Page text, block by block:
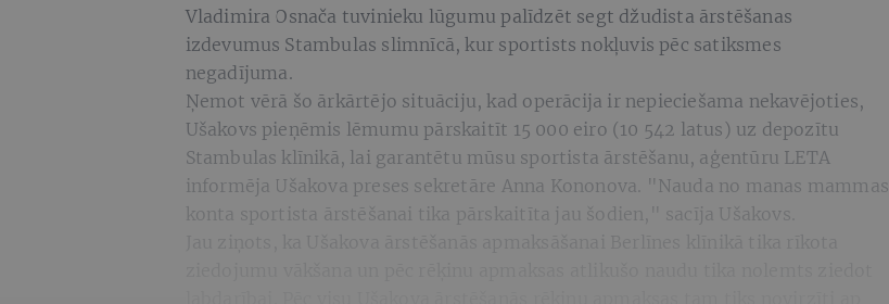
Vladimira Osnača tuvinieku lūgumu palīdzēt segt džudista ārstēšanas
izdevumus Stambulas slimnīcā, kur sportists nokļuvis pēc satiksmes
negadījuma.
Ņemot vērā šo ārkārtējo situāciju, kad operācija ir nepieciešama nekavējoties,
Ušakovs pieņēmis lēmumu pārskaitīt 15 000 eiro (10 542 latus) uz depozītu
Stambulas klīnikā, lai garantētu mūsu sportista ārstēšanu, aģentūru LETA
informēja Ušakova preses sekretāre Anna Kononova. "Nauda no manas mammas
konta sportista ārstēšanai tika pārskaitīta jau šodien," sacīja Ušakovs.